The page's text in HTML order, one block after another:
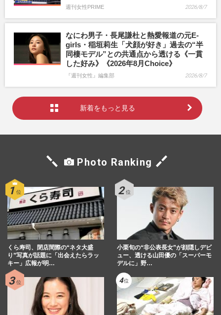
週刊女性PRIME 2026/8/7
なにわ男子・長尾謙杜と熱愛報道の元E-
girls・稲垣莉生「犬顔が好き」過去の“半
同棲モデル”との共通点から透ける《一貫
した好み》《2026年8月Choice》
『週刊女性』編集部 2026/8/7
新着をもっと見る
Photo Ranking
くら寿司、閉店間際の“ネタ大盛
り”写真が話題に「出会えたらラッ
キー」広報が明…
小栗旬の“非公表長女”が顔隠しデビ
ュー、透ける山田優の「スーパーモ
デルに」野…